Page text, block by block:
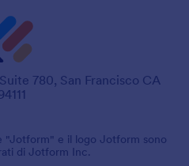
780, San Francisco CA
e il logo Jotform sono
di Jotform Inc.